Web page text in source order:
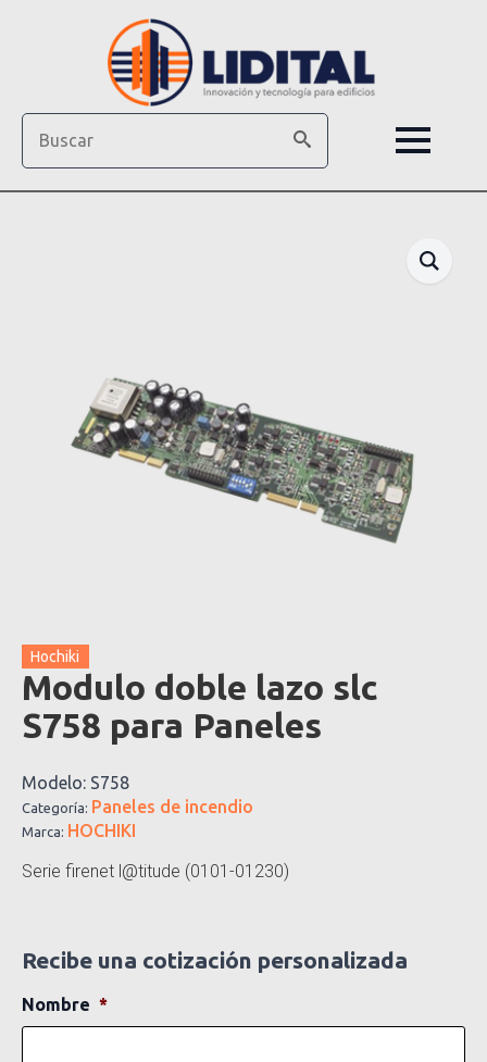
Hochiki
Modulo doble lazo slc
S758 para Paneles
Modelo: S758
Categoría: Paneles de incendio
Marca: HOCHIKI
Serie firenet l@titude (0101-01230)
Recibe una cotización personalizada
Nombre *